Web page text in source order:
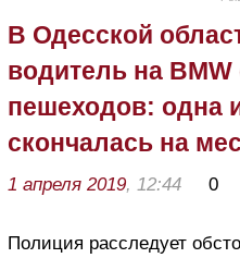
В Одесской
водитель на
пешеходов: одна
скончалась на
1 апреля 2019, 12:44 0
Полиция расследует